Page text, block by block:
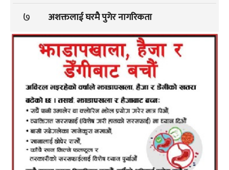
७ अशक्तलाई घरमै पुगेर नागरिकता